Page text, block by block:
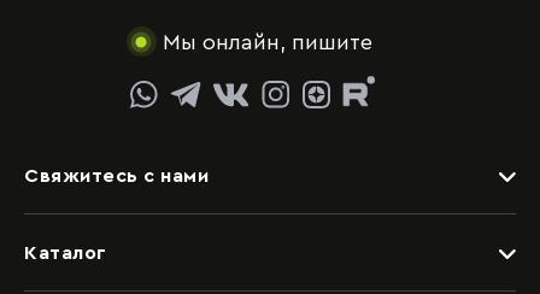
Мы онлайн, пишите
Каталог
Свяжитесь с нами
Задать вопрос
Видеоконсультация со специалистом